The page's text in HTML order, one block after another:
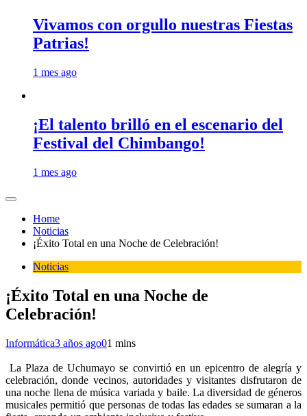
Vivamos con orgullo nuestras Fiestas
Patrias!
1 mes ago
¡El talento brilló en el escenario del
Festival del Chimbango!
1 mes ago
Home
Noticias
¡Éxito Total en una Noche de Celebración!
Noticias
¡Éxito Total en una Noche de
Celebración!
Informática3 años ago01 mins
La Plaza de Uchumayo se convirtió en un epicentro de alegría y
celebración, donde vecinos, autoridades y visitantes disfrutaron de
una noche llena de música variada y baile. La diversidad de géneros
musicales permitió que personas de todas las edades se sumaran a la